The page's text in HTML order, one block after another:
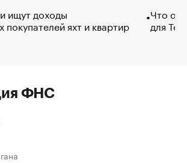
ищут доходы
яхт и квартир
Что
для
ФНС